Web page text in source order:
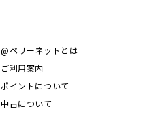
@ベリーネットとは
ご利用案内
ポイントについて
中古について